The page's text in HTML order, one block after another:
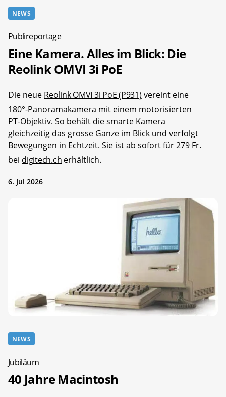
NEWS
Publireportage
Eine Kamera. Alles im Blick: Die
Reolink OMVI 3i PoE
Die neue Reolink OMVI 3i PoE (P931) vereint eine
180°-Panoramakamera mit einem motorisierten
PT-Objektiv. So behält die smarte Kamera
gleichzeitig das grosse Ganze im Blick und verfolgt
Bewegungen in Echtzeit. Sie ist ab sofort für 279 Fr.
bei digitech.ch erhältlich.
6. Jul 2026
NEWS
Jubiläum
40 Jahre Macintosh